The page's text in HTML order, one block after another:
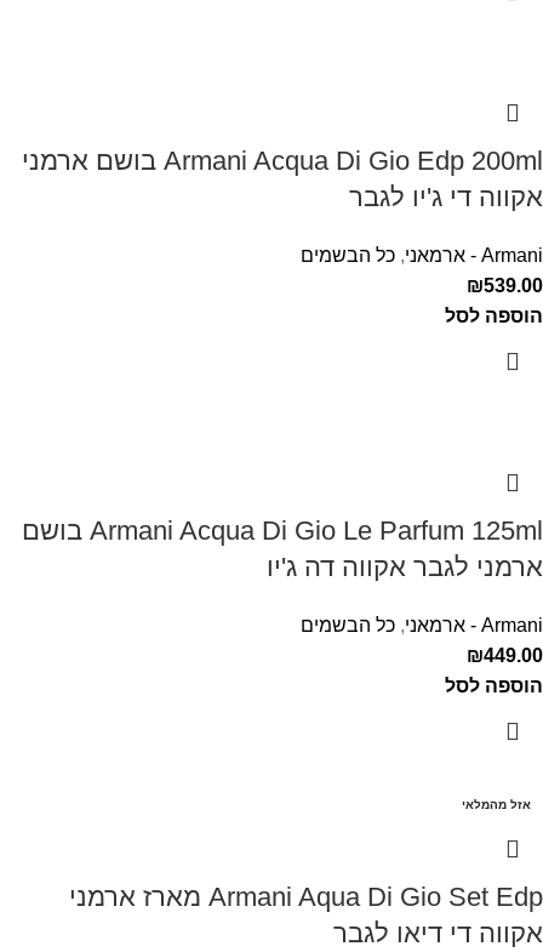
Armani Acqua Di Gio Edp 200ml בושם ארמני
אקווה די ג'יו לגבר
Armani - ארמאני , כל הבשמים
₪539.00
הוספה לסל
Armani Acqua Di Gio Le Parfum 125ml בושם
ארמני לגבר אקווה דה ג'יו
Armani - ארמאני , כל הבשמים
₪449.00
הוספה לסל
אזל מהמלאי
Armani Aqua Di Gio Set Edp מארז ארמני
אקווה די דיאו לגבר